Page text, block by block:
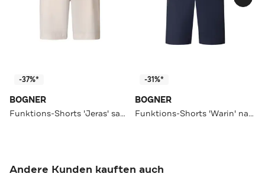
-37%*
BOGNER
Funktions-Shorts 'Jeras' sand
-31%*
BOGNER
Funktions-Shorts 'Warin' navy
Andere Kunden kauften auch